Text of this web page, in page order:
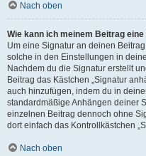
Nach oben
Wie kann ich meinem Beitrag
Um eine Signatur an deinen
solche in den Einstellungen in
Nachdem du die Signatur erstellt
Beitrag das Kästchen „Signatur
auch hinzufügen, indem du in
standardmäßige Anhängen deiner
einzelnen Beitrag dennoch ohne
dort einfach das Kontrollkästchen
Nach oben